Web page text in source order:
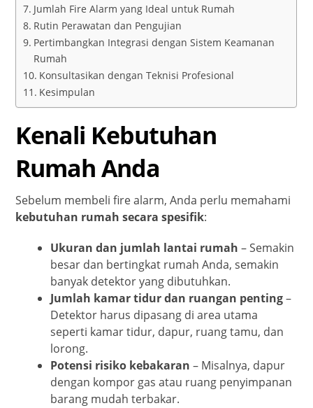
Jumlah Fire Alarm yang Ideal untuk Rumah
Rutin Perawatan dan Pengujian
Pertimbangkan Integrasi dengan Sistem Keamanan
Rumah
Konsultasikan dengan Teknisi Profesional
Kesimpulan
Kenali Kebutuhan
Rumah Anda
Sebelum membeli fire alarm, Anda perlu memahami
kebutuhan rumah secara spesifik:
Ukuran dan jumlah lantai rumah – Semakin
besar dan bertingkat rumah Anda, semakin
banyak detektor yang dibutuhkan.
Jumlah kamar tidur dan ruangan penting–
Detektor harus dipasang di area utama
seperti kamar tidur, dapur, ruang tamu, dan
lorong.
Potensi risiko kebakaran – Misalnya, dapur
dengan kompor gas atau ruang penyimpanan
barang mudah terbakar.